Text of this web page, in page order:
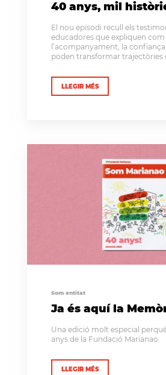
40 anys, mil
El nou episodi recull els
educadores que expliquen com
l’acompanyament, la
poden transformar trajectòries
LLEGIR MÉS
Som entitat
Ja és aquí la
Una edició molt especial
anys de la Fundació Marianao
LLEGIR MÉS